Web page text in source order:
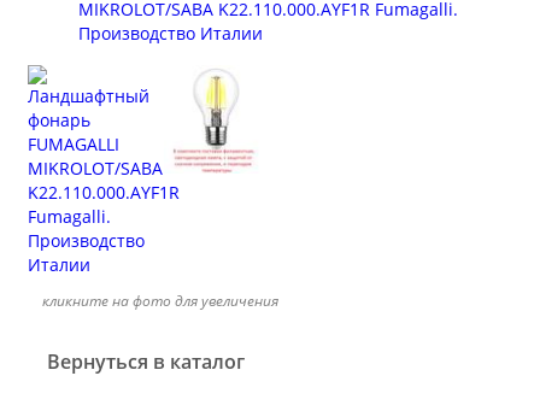
кликните на фото для увеличения
Вернуться в каталог